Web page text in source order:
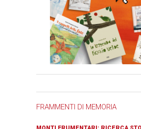
FRAMMENTI DI MEMORIA